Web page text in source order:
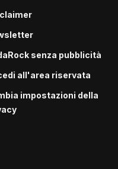
senza pubblicità
all'area riservata
impostazioni della